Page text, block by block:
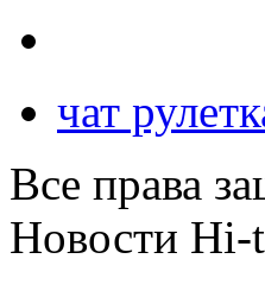
чат
Все права
Новости Hi-